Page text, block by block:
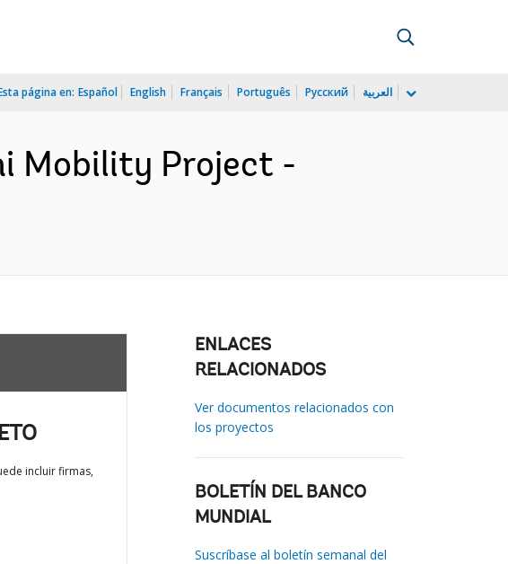
página en: Español English Français Português Русский العربية
Mobility Project -
incluir firmas,
ENLACES
RELACIONADOS
Ver documentos relacionados con
los proyectos
BOLETÍN DEL BANCO
MUNDIAL
Suscríbase al boletín semanal del